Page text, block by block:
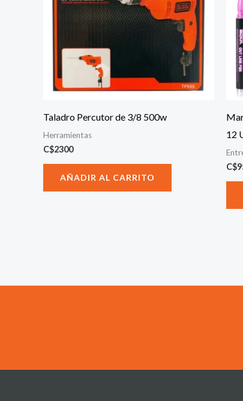
Taladro Percutor de 3/8 500w
Herramientas
C$2300
AÑADIR AL CARRITO
12
C$